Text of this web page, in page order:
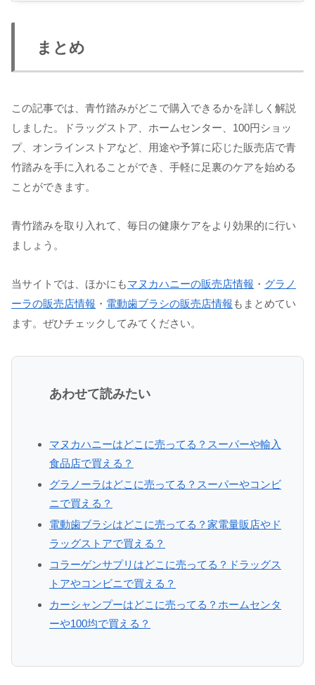
まとめ
この記事では、青竹踏みがどこで購入できるかを詳しく解説
しました。ドラッグストア、ホームセンター、100円ショッ
プ、オンラインストアなど、用途や予算に応じた販売店で青
竹踏みを手に入れることができ、手軽に足裏のケアを始める
ことができます。
青竹踏みを取り入れて、毎日の健康ケアをより効果的に行い
ましょう。
当サイトでは、ほかにもマヌカハニーの販売店情報 ・ グラノ
ーラの販売店情報 ・ 電動歯ブラシの販売店情報 もまとめてい
ます。ぜひチェックしてみてください。
あわせて読みたい
マヌカハニーはどこに売ってる？スーパーや輸入
食品店で買える？
グラノーラはどこに売ってる？スーパーやコンビ
ニで買える？
電動歯ブラシはどこに売ってる？家電量販店やド
ラッグストアで買える？
コラーゲンサプリはどこに売ってる？ドラッグス
トアやコンビニで買える？
カーシャンプーはどこに売ってる？ホームセンタ
ーや100均で買える？